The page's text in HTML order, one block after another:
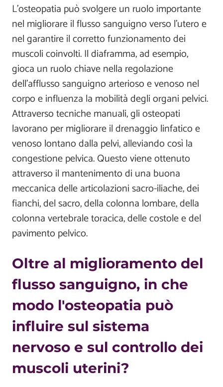
L'osteopatia può svolgere un ruolo importante
nel migliorare il flusso sanguigno verso l'utero e
nel garantire il corretto funzionamento dei
muscoli coinvolti. Il diaframma, ad esempio,
gioca un ruolo chiave nella regolazione
dell'afflusso sanguigno arterioso e venoso nel
corpo e influenza la mobilità degli organi pelvici.
Attraverso tecniche manuali, gli osteopati
lavorano per migliorare il drenaggio linfatico e
venoso lontano dalla pelvi, alleviando così la
congestione pelvica. Questo viene ottenuto
attraverso il mantenimento di una buona
meccanica delle articolazioni sacro-iliache, dei
fianchi, del sacro, della colonna lombare, della
colonna vertebrale toracica, delle costole e del
pavimento pelvico.
Oltre al miglioramento del
flusso sanguigno, in che
modo l'osteopatia può
influire sul sistema
nervoso e sul controllo dei
muscoli uterini?